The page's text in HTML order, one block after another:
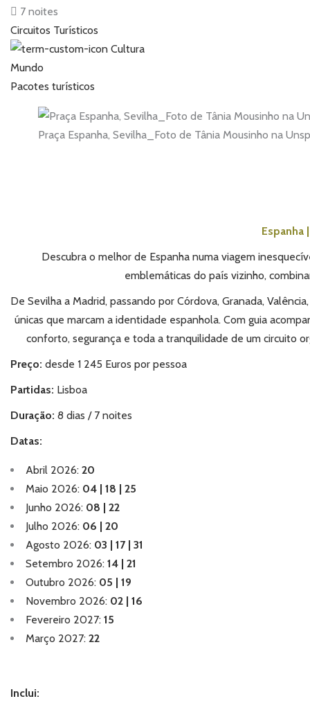
7 noites
Circuitos Turísticos
Cultura
Mundo
Pacotes turísticos
Praça Espanha, Sevilha_Foto de Tânia Mousinho na
Espanha
Descubra o melhor de Espanha numa viagem
emblemáticas do país vizinho,
De Sevilha a Madrid, passando por Córdova, Granada, Valência
únicas que marcam a identidade espanhola. Com guia
conforto, segurança e toda a tranquilidade de um circuito
Preço: desde 1 245 Euros por pessoa
Partidas: Lisboa
Duração: 8 dias / 7 noites
Datas:
Abril 2026: 20
Maio 2026: 04 | 18 | 25
Junho 2026: 08 | 22
Julho 2026: 06 | 20
Agosto 2026: 03 | 17 | 31
Setembro 2026: 14 | 21
Outubro 2026: 05 | 19
Novembro 2026: 02 | 16
Fevereiro 2027: 15
Março 2027: 22
Inclui: